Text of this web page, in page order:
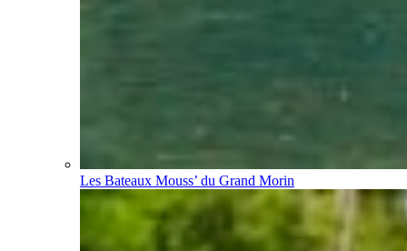
Les Bateaux Mouss’ du Grand Morin